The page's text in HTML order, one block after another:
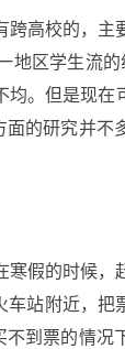
高校的，主
地区学生流的
。但是现在
的研究并不
假的时候，
车站附近，把
到票的情况